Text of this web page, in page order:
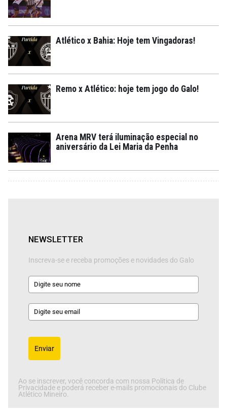
Atlético x Bahia: Hoje tem Vingadoras!
Remo x Atlético: hoje tem jogo do Galo!
Arena MRV terá iluminação especial no
aniversário da Lei Maria da Penha
NEWSLETTER
Inscreva-se e receba promoções e novidades do Galo
Enviar
Ao se inscrever, você concorda com nossa Política de
Privacidade e poderá receber e-mails promocionais do Clube
Atlético Mineiro.